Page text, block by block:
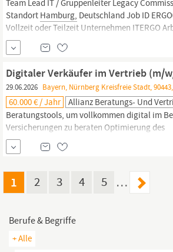
Team Lead IT / Gruppenleiter Legacy
Standort Hamburg, Deutschland Job ID
Vollzeit oder Teilzeit Unternehmen ITERGO
Beschäftigungsart Unbefristet Stellenlevel
Kompetenzbereich Informationstechnologie
Digitaler Verkäufer im Vertrieb (m/
29.06.2026 Bayern, Nürnberg Kreisfreie Stadt,
60.000 € / Jahr
Allianz Beratungs- Und
Beratungstools, um vollkommen digital im
Versicherungen zu beraten Optimierung des
Versicherungsportfolios und der Verträge
Kunden Teilen Deines Versicherungs- und
Teams Dein Arbeitsumfeld In der digitalen
Teil des modernsten
Vertriebskanals der
1 2 3 4 5 …
Berufe & Begriffe
+ Alle